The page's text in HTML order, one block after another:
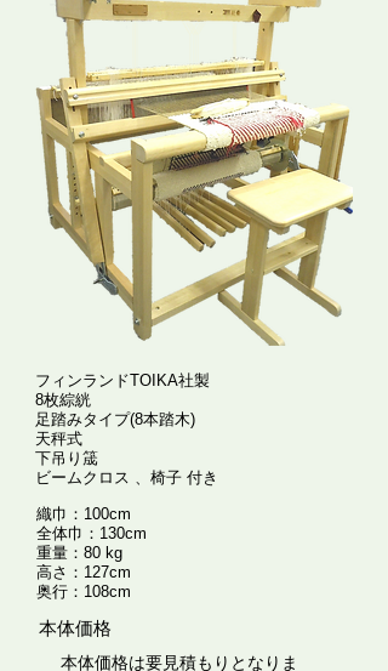
フィンランドTOIKA社製​
8枚綜絖
足踏みタイプ(8本踏木)
天秤式
下吊り筬 ​
ビームクロス 、椅子 付き
織巾：100cm
全体巾：130cm
重量：80 kg
高さ：127cm
奥行：108cm
​本体価格
​ 本体価格は要見積もりとなりま